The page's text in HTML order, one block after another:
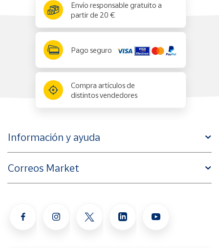
Envío responsable gratuito a
partir de 20 €
Pago seguro
Compra artículos de
distintos vendedores
Información y ayuda
Correos Market